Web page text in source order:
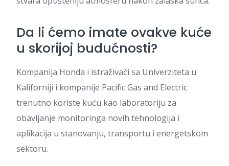
Da li ćemo imate ovakve kuće
u skorijoj budućnosti?
Kompanija Honda i istraživači sa Univerziteta u
Kaliforniji i kompanije Pacific Gas and Electric
trenutno koriste kuću kao laboratoriju za
obavljanje monitoringa novih tehnologija i
aplikacija u stanovanju, transportu i energetskom
sektoru.